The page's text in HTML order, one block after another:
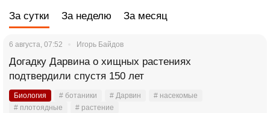
За сутки За неделю За месяц
6 августа, 07:52 Игорь Байдов
Догадку Дарвина о хищных растениях
подтвердили спустя 150 лет
Биология # ботаники # Дарвин
# насекомые
# плотоядные
# растение